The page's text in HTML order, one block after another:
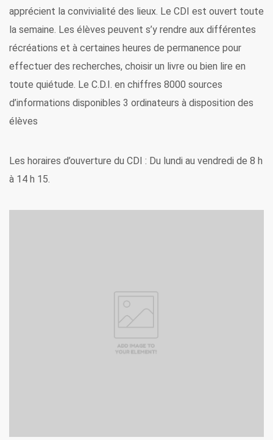
apprécient la convivialité des lieux. Le CDI est ouvert toute
la semaine. Les élèves peuvent s’y rendre aux différentes
récréations et à certaines heures de permanence pour
effectuer des recherches, choisir un livre ou bien lire en
toute quiétude. Le C.D.I. en chiffres 8000 sources
d’informations disponibles 3 ordinateurs à disposition des
élèves
Les horaires d’ouverture du CDI : Du lundi au vendredi de 8 h
à 14 h 15.